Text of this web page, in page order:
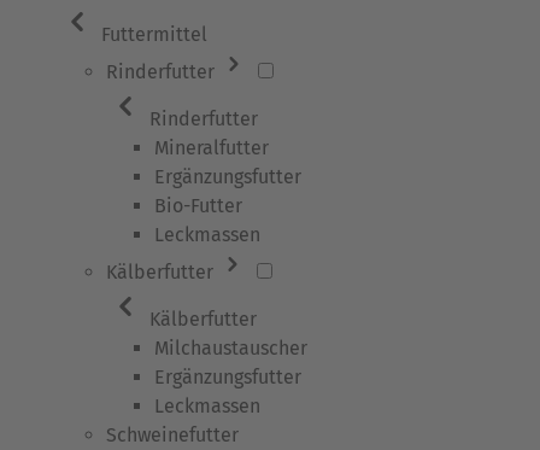
Futtermittel
Rinderfutter
Rinderfutter
Mineralfutter
Ergänzungsfutter
Bio-Futter
Leckmassen
Kälberfutter
Kälberfutter
Milchaustauscher
Ergänzungsfutter
Leckmassen
Schweinefutter